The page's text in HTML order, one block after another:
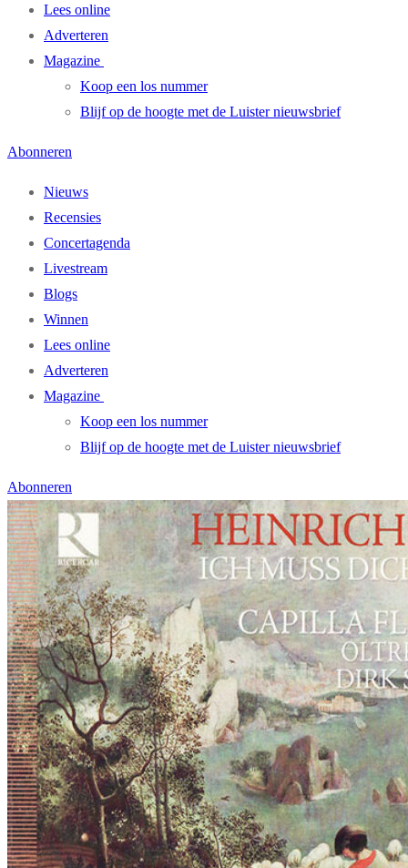
Lees online
Adverteren
Magazine
Koop een los nummer
Blijf op de hoogte met de Luister nieuwsbrief
Abonneren
Nieuws
Recensies
Concertagenda
Livestream
Blogs
Winnen
Lees online
Adverteren
Magazine
Koop een los nummer
Blijf op de hoogte met de Luister nieuwsbrief
Abonneren